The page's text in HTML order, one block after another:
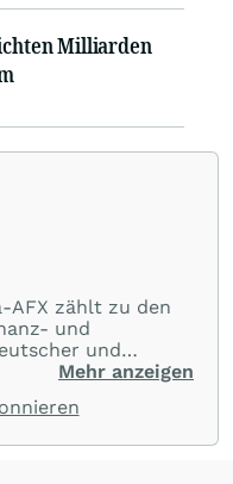
Milliarden
AFX zählt zu den
und
und
auf ein
und schnell
Mehr anzeigen